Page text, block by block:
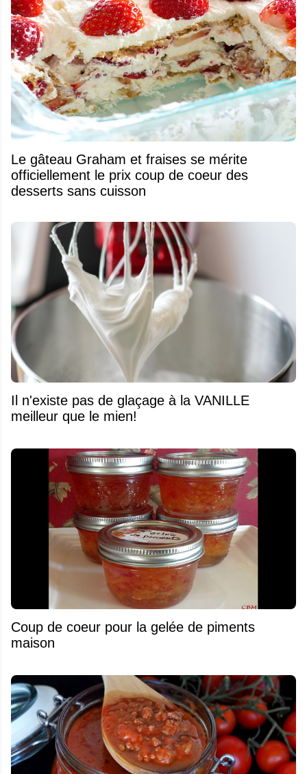
Le gâteau Graham et fraises se mérite
officiellement le prix coup de coeur des
desserts sans cuisson
Il n'existe pas de glaçage à la VANILLE
meilleur que le mien!
Coup de coeur pour la gelée de piments
maison